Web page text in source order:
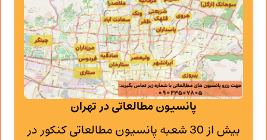
پانسیون مطالعاتی در تهران
بیش از 30 شعبه پانسیون مطالعاتی کنکور در